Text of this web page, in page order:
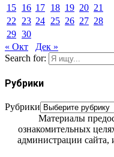
15 16 17 18 19 20 21
22
23 24 25 26 27 28
29 30
« Окт
Дек »
Search for:
Рубрики
Рубрики
Материалы
ознакомительных
администрации сайта,